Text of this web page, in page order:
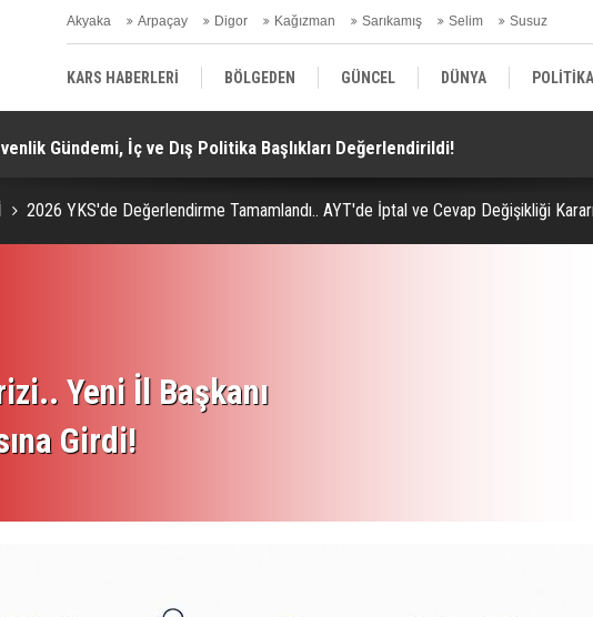
Akyaka Arpaçay Digor Kağızman Sarıkamış Selim Susuz
KARS HABERLERİ BÖLGEDEN GÜNCEL DÜNYA POLİTİKA
EKONOMİ | FİNANS | OTOMOTİV KÜLTÜR | SANAT | MAGAZİN
Gündemi, İç ve Dış Politika Başlıkları Değerlendirildi!
2026 YKS'de Değerlendirme Tamamlandı.. AYT'de İptal ve Cevap Değişikliği
Yeni İl Başkanı
Girdi!